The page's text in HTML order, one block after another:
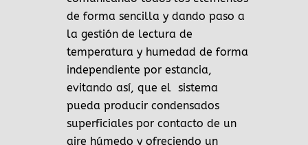
de forma sencilla y dando paso a
la gestión de lectura de
temperatura y humedad de forma
independiente por estancia,
evitando así, que el sistema
pueda producir condensados
superficiales por contacto de un
aire húmedo y ofreciendo un